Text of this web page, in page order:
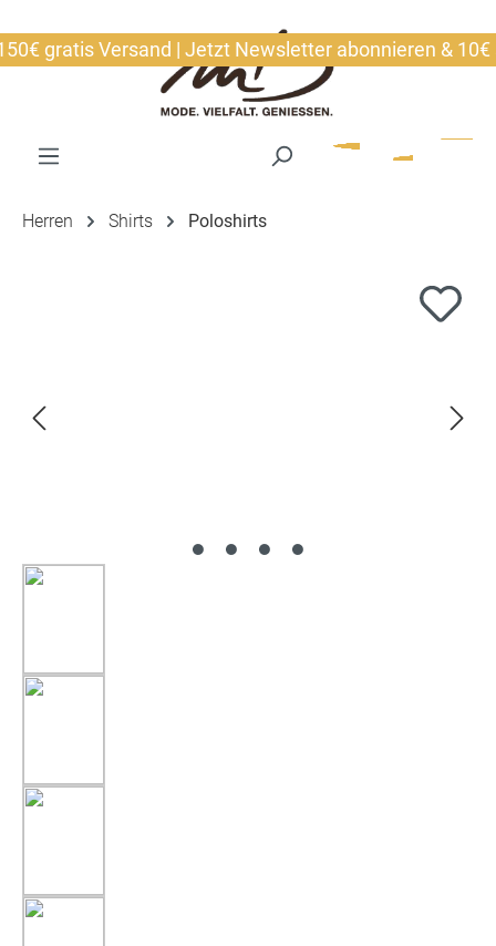
gratis Versand | Jetzt Newsletter abonnieren & 10€
Herren Shirts Poloshirts